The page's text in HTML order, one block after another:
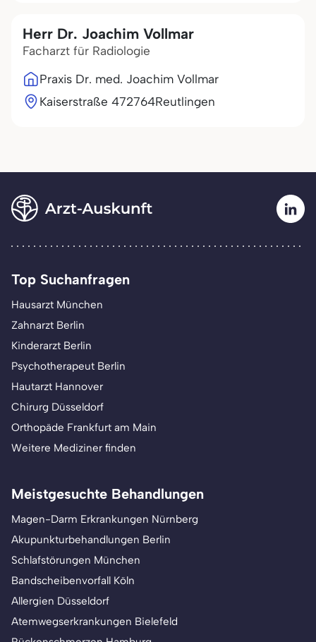
Herr Dr. Joachim Vollmar
Facharzt für Radiologie
Praxis Dr. med. Joachim Vollmar
Kaiserstraße 472764Reutlingen
Top Suchanfragen
Hausarzt München
Zahnarzt Berlin
Kinderarzt Berlin
Psychotherapeut Berlin
Hautarzt Hannover
Chirurg Düsseldorf
Orthopäde Frankfurt am Main
Weitere Mediziner finden
Meistgesuchte Behandlungen
Magen-Darm Erkrankungen Nürnberg
Akupunkturbehandlungen Berlin
Schlafstörungen München
Bandscheibenvorfall Köln
Allergien Düsseldorf
Atemwegserkrankungen Bielefeld